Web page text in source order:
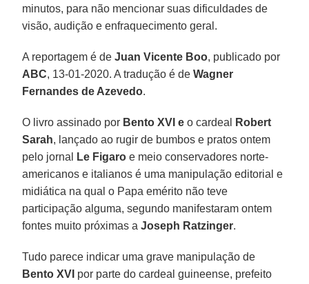
minutos, para não mencionar suas dificuldades de
visão, audição e enfraquecimento geral.
A reportagem é deJuan Vicente Boo, publicado por
ABC, 13-01-2020. A tradução é deWagner
Fernandes de Azevedo.
O livro assinado por Bento XVI e o cardeal
Robert
Sarah, lançado ao rugir de bumbos e pratos ontem
pelo jornal
Le Figaro e meio conservadores norte-
americanos e italianos é uma manipulação editorial e
midiática na qual o Papa emérito não teve
participação alguma, segundo manifestaram ontem
fontes muito próximas aJoseph Ratzinger.
Tudo parece indicar uma grave manipulação de
Bento XVI por parte do cardeal guineense, prefeito